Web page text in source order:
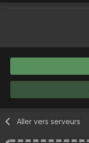
Aller vers serveurs